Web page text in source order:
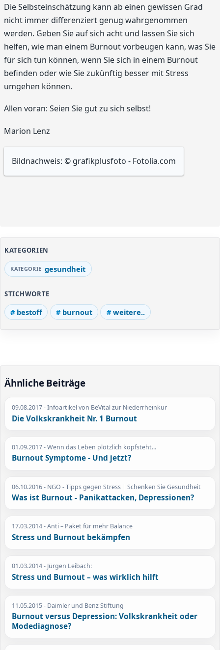
Die Selbsteinschätzung kann ab einen gewissen Grad
nicht immer differenziert genug wahrgenommen
werden. Geben Sie auf sich acht und lassen Sie sich
helfen, wie man einem Burnout vorbeugen kann, was Sie
für sich tun können, wenn Sie sich in einem Burnout
befinden oder wie Sie zukünftig besser mit Stress
umgehen können.
Allen voran: Seien Sie gut zu sich selbst!
Marion Lenz
Bildnachweis: © grafikplusfoto - Fotolia.com
KATEGORIEN
gesundheit
STICHWORTE
bestoff burnout weitere..
Ähnliche Beiträge
09.08.2017- Infoartikel von BeVital zur Niederrheinkur
Die Volkskrankheit Nr. 1 Burnout
01.09.2017- Wenn das Leben plötzlich kopfsteht...
Burnout Symptome - Und jetzt?
06.10.2016- NGO - Tipps gegen Stress | Schenken Sie Gesundheit
Was ist Burnout - Panikattacken, Depressionen?
17.03.2014- Anti – Paket für mehr Balance
Stress und Burnout bekämpfen
01.03.2014- Jürgen Leibach:
Stress und Burnout – was wirklich hilft
11.05.2015- Daimler und Benz Stiftung
Burnout versus Depression: Volkskrankheit oder
Modediagnose?